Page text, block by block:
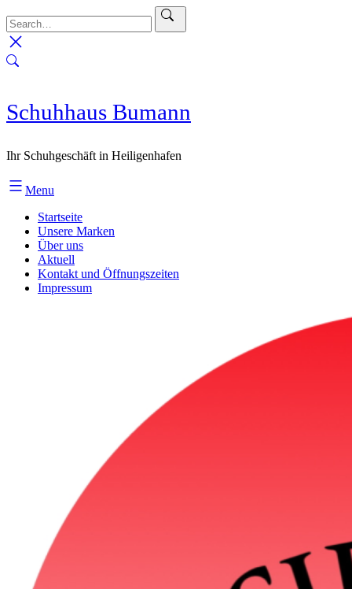
to
content
Schuhhaus Bumann
Ihr Schuhgeschäft in Heiligenhafen
Menu
Startseite
Unsere Marken
Über uns
Aktuell
Kontakt und Öffnungszeiten
Impressum